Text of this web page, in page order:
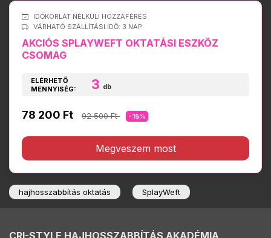
IDŐKORLÁT NÉLKÜLI HOZZÁFÉRÉS
VÁRHATÓ SZÁLLÍTÁSI IDŐ: 3 NAP
AKCIÓS SPLAYWEFT OKTATÁSI ESZKÖZ
CSOMAG
ELÉRHETŐ
MENNYISÉG:
3 db
78 200 Ft 92 500 Ft -15%
Megveszem most
hajhosszabbítás oktatás SplayWeft